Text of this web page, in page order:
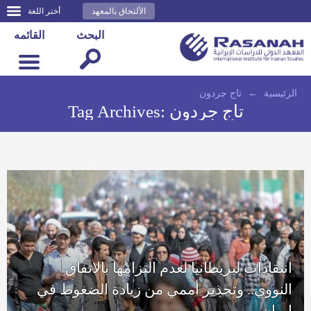
أختر اللغة الألتحاق بالمعهد
القائمه البحث
الرئيسية ← تاج جردون
Tag Archives: تاج جردون
انتقادات لبريطانيا لعدم التزامها بالاتفاق
النووي.. وتحذير أممي من زيادة الضغوط في